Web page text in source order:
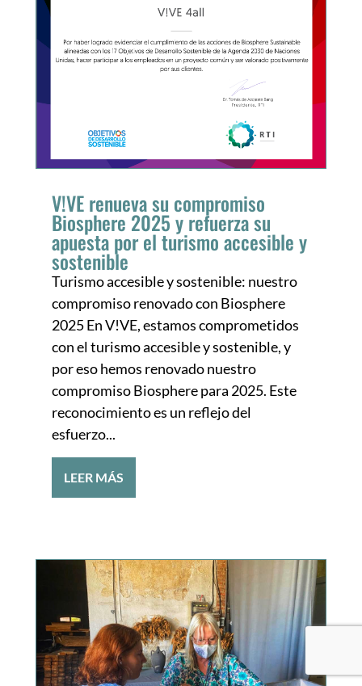
V!VE renueva su compromiso
Biosphere 2025 y refuerza su
apuesta por el turismo accesible y
sostenible
Turismo accesible y sostenible: nuestro
compromiso renovado con Biosphere
2025 En V!VE, estamos comprometidos
con el turismo accesible y sostenible, y
por eso hemos renovado nuestro
compromiso Biosphere para 2025. Este
reconocimiento es un reflejo del
esfuerzo...
LEER MÁS